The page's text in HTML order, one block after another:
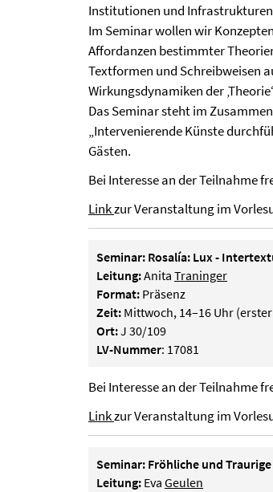
Institutionen und
Im Seminar wollen wir
Affordanzen bestimmter
Textformen und Schreibweisen
Wirkungsdynamiken der
Das Seminar steht im
„Intervenierende Künste
Gästen.
Bei Interesse an der Teilnahme
Linkzur Veranstaltung im
Seminar: Rosalía: Lux -
Leitung:Anita Traninger
Format: Präsenz
Zeit: Mittwoch, 14–16 Uhr
Ort:J 30/109
LV-Nummer: 17081
Bei Interesse an der Teilnahme
Linkzur Veranstaltung im
Seminar: Fröhliche und
Leitung: Eva Geulen